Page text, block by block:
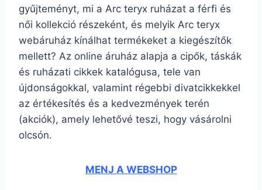
gyűjteményt, mi a Arc teryx ruházat a férfi és
női kollekció részeként, és melyik Arc teryx
webáruház kínálhat termékeket a kiegészítők
mellett? Az online áruház alapja a cipők, táskák
és ruházati cikkek katalógusa, tele van
újdonságokkal, valamint régebbi divatcikkekkel
az értékesítés és a kedvezmények terén
(akciók), amely lehetővé teszi, hogy vásárolni
olcsón.
MENJ A WEBSHOP